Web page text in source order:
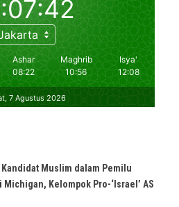
Muslim dalam Pemilu
Kelompok Pro-‘Israel’ AS